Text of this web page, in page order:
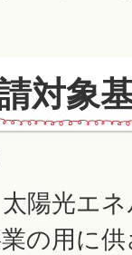
対象
陽光エ
の用に